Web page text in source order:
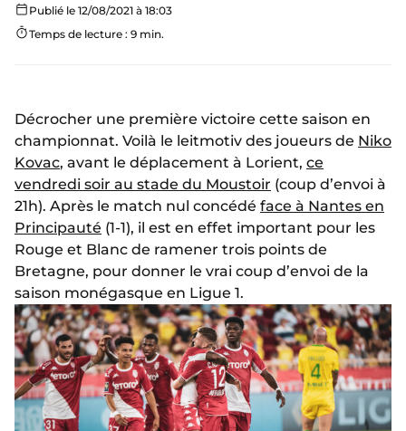
Publié le 12/08/2021 à 18:03
Temps de lecture : 9 min.
Décrocher une première victoire cette saison en
championnat. Voilà le leitmotiv des joueurs de Niko
Kovac, avant le déplacement à Lorient, ce
vendredi soir au stade du Moustoir (coup d’envoi à
21h). Après le match nul concédé face à Nantes en
Principauté (1-1), il est en effet important pour les
Rouge et Blanc de ramener trois points de
Bretagne, pour donner le vrai coup d’envoi de la
saison monégasque en Ligue 1.